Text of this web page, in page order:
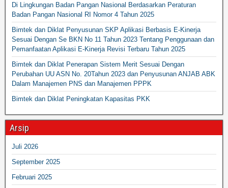
Di Lingkungan Badan Pangan Nasional Berdasarkan Peraturan
Badan Pangan Nasional RI Nomor 4 Tahun 2025
Bimtek dan Diklat Penyusunan SKP Aplikasi Berbasis E-Kinerja
Sesuai Dengan Se BKN No 11 Tahun 2023 Tentang Penggunaan dan
Pemanfaatan Aplikasi E-Kinerja Revisi Terbaru Tahun 2025
Bimtek dan Diklat Penerapan Sistem Merit Sesuai Dengan
Perubahan UU ASN No. 20Tahun 2023 dan Penyusunan ANJAB ABK
Dalam Manajemen PNS dan Manajemen PPPK
Bimtek dan Diklat Peningkatan Kapasitas PKK
Arsip
Juli 2026
September 2025
Februari 2025